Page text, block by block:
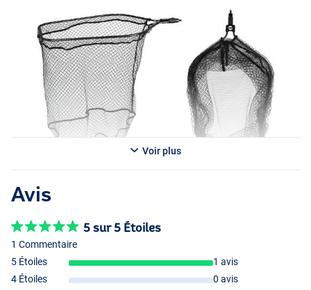
Voir plus
Avis
5 sur 5 Étoiles
1 Commentaire
5 Étoiles
1 avis
4 Étoiles
0 avis